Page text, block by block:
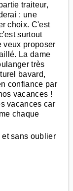
traiteur,
: une
choix. C'est
surtout
veux proposer
La dame
très
bavard,
confiance par
vacances !
vacances car
chaque
sans oublier